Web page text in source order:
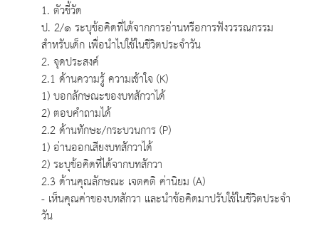
1. ตัวชี้วัด
ป. 2/๑ ระบุข้อคิดที่ได้จากการอ่านหรือการฟังวรรณกรรม
สำหรับเด็ก เพื่อนำไปใช้ในชีวิตประจำวัน
2. จุดประสงค์
2.1 ด้านความรู้ ความเข้าใจ (K)
1) บอกลักษณะของบทสักวาได้
2) ตอบคำถามได้
2.2 ด้านทักษะ/กระบวนการ (P)
1) อ่านออกเสียงบทสักวาได้
2) ระบุข้อคิดที่ได้จากบทสักวา
2.3 ด้านคุณลักษณะ เจตคติ ค่านิยม (A)
- เห็นคุณค่าของบทสักวา และนำข้อคิดมาปรับใช้ในชีวิตประจำ
วัน